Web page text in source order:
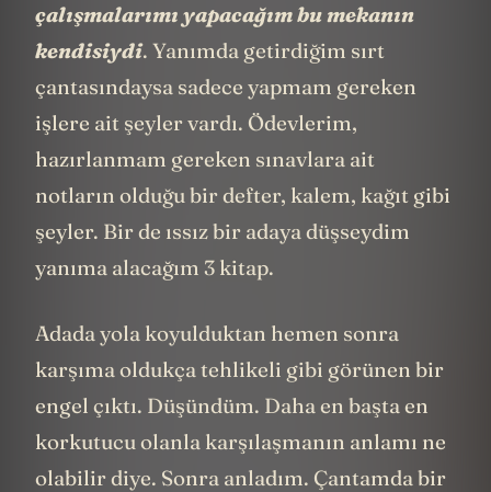
çalışmalarımı yapacağım bu mekanın
kendisiydi. Yanımda getirdiğim sırt
çantasındaysa sadece yapmam gereken
işlere ait şeyler vardı. Ödevlerim,
hazırlanmam gereken sınavlara ait
notların olduğu bir defter, kalem, kağıt gibi
şeyler. Bir de ıssız bir adaya düşseydim
yanıma alacağım 3 kitap.
Adada yola koyulduktan hemen sonra
karşıma oldukça tehlikeli gibi görünen bir
engel çıktı. Düşündüm. Daha en başta en
korkutucu olanla karşılaşmanın anlamı ne
olabilir diye. Sonra anladım. Çantamda bir